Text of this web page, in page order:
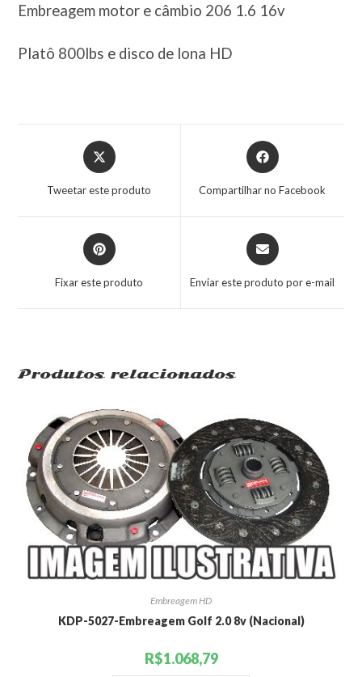
Embreagem motor e câmbio 206 1.6 16v
Platô 800lbs e disco de lona HD
Tweetar este produto Compartilhar no Facebook
Fixar este produto Enviar este produto por e-mail
Produtos relacionados
Embreagem HD
KDP-5027-Embreagem Golf 2.0 8v (Nacional)
R$1.068,79